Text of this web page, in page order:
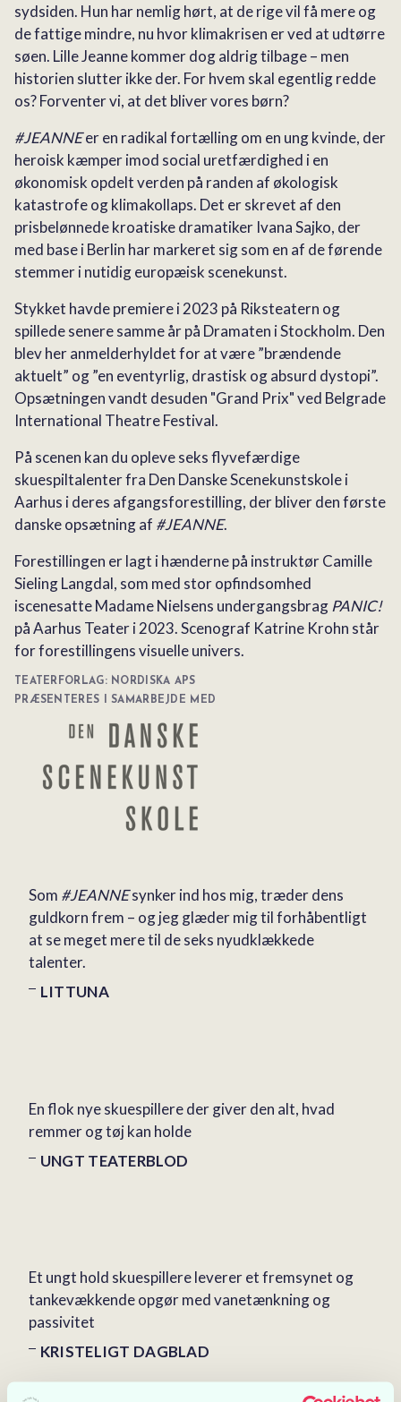
sydsiden. Hun har nemlig hørt, at de rige vil få mere og
de fattige mindre, nu hvor klimakrisen er ved at udtørre
søen. Lille Jeanne kommer dog aldrig tilbage – men
historien slutter ikke der. For hvem skal egentlig redde
os? Forventer vi, at det bliver vores børn?
#JEANNEer en radikal fortælling om en ung kvinde, der
heroisk kæmper imod social uretfærdighed i en
økonomisk opdelt verden på randen af økologisk
katastrofe og klimakollaps. Det er skrevet af den
prisbelønnede kroatiske dramatiker Ivana Sajko, der
med base i Berlin har markeret sig som en af de førende
stemmer i nutidig europæisk scenekunst.
Stykket havde premiere i 2023 på Riksteatern og
spillede senere samme år på Dramaten i Stockholm. Den
blev her anmelderhyldet for at være ”brændende
aktuelt” og ”en eventyrlig, drastisk og absurd dystopi”.
Opsætningen vandt desuden "Grand Prix" ved Belgrade
International Theatre Festival.
På scenen kan du opleve seks flyvefærdige
skuespiltalenter fra Den Danske Scenekunstskole i
Aarhus i deres afgangsforestilling, der bliver den første
danske opsætning af #JEANNE.
Forestillingen er lagt i hænderne på instruktør Camille
Sieling Langdal, som med stor opfindsomhed
iscenesatte Madame Nielsens undergangsbrag PANIC!
på Aarhus Teater i 2023. Scenograf Katrine Krohn står
for forestillingens visuelle univers.
TEATERFORLAG: NORDISKA APS
PRÆSENTERES I SAMARBEJDE MED
Som #JEANNEsynker ind hos mig, træder dens
guldkorn frem – og jeg glæder mig til forhåbentligt
at se meget mere til de seks nyudklækkede
talenter.
LITTUNA
En flok nye skuespillere der giver den alt, hvad
remmer og tøj kan holde
UNGT TEATERBLOD
Et ungt hold skuespillere leverer et fremsynet og
tankevækkende opgør med vanetænkning og
passivitet
KRISTELIGT DAGBLAD